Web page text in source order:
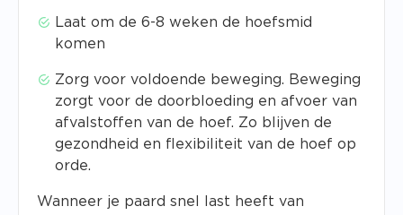
Laat om de 6-8 weken de hoefsmid
komen
Zorg voor voldoende beweging. Beweging
zorgt voor de doorbloeding en afvoer van
afvalstoffen van de hoef. Zo blijven de
gezondheid en flexibiliteit van de hoef op
orde.
Wanneer je paard snel last heeft van